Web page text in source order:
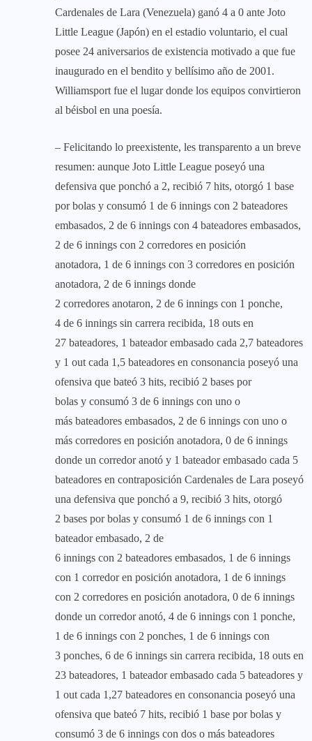
Cardenales de Lara (Venezuela) ganó 4 a 0 ante Joto
Little League (Japón) en el estadio voluntario, el cual
posee 24 aniversarios de existencia motivado a que fue
inaugurado en el bendito y bellísimo año de 2001.
Williamsport fue el lugar donde los equipos convirtieron
al béisbol en una poesía.
– Felicitando lo preexistente, les transparento a un breve
resumen: aunque Joto Little League poseyó una
defensiva que ponchó a 2, recibió 7 hits, otorgó 1 base
por bolas y consumó 1 de 6 innings con 2 bateadores
embasados, 2 de 6 innings con 4 bateadores embasados,
2 de 6 innings con 2 corredores en posición
anotadora, 1 de 6 innings con 3 corredores en posición
anotadora, 2 de 6 innings donde
2 corredores anotaron, 2 de 6 innings con 1 ponche,
4 de 6 innings sin carrera recibida, 18 outs en
27 bateadores, 1 bateador embasado cada 2,7 bateadores
y 1 out cada 1,5 bateadores en consonancia poseyó una
ofensiva que bateó 3 hits, recibió 2 bases por
bolas y consumó 3 de 6 innings con uno o
más bateadores embasados, 2 de 6 innings con uno o
más corredores en posición anotadora, 0 de 6 innings
donde un corredor anotó y 1 bateador embasado cada 5
bateadores en contraposición Cardenales de Lara poseyó
una defensiva que ponchó a 9, recibió 3 hits, otorgó
2 bases por bolas y consumó 1 de 6 innings con 1
bateador embasado, 2 de
6 innings con 2 bateadores embasados, 1 de 6 innings
con 1 corredor en posición anotadora, 1 de 6 innings
con 2 corredores en posición anotadora, 0 de 6 innings
donde un corredor anotó, 4 de 6 innings con 1 ponche,
1 de 6 innings con 2 ponches, 1 de 6 innings con
3 ponches, 6 de 6 innings sin carrera recibida, 18 outs en
23 bateadores, 1 bateador embasado cada 5 bateadores y
1 out cada 1,27 bateadores en consonancia poseyó una
ofensiva que bateó 7 hits, recibió 1 base por bolas y
consumó 3 de 6 innings con dos o más bateadores